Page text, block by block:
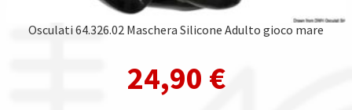
Osculati 64.326.02 Maschera Silicone Adulto gioco mare
24,90 €